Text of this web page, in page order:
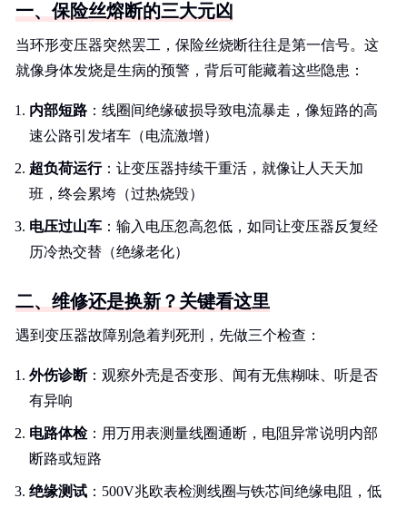
一、保险丝熔断的三大元凶
当环形变压器突然罢工，保险丝烧断往往是第一信号。这
就像身体发烧是生病的预警，背后可能藏着这些隐患：
内部短路 ：线圈间绝缘破损导致电流暴走，像短路的高
速公路引发堵车（电流激增）
超负荷运行：让变压器持续干重活，就像让人天天加
班，终会累垮（过热烧毁）
电压过山车 ：输入电压忽高忽低，如同让变压器反复经
历冷热交替（绝缘老化）
二、维修还是换新？关键看这里
遇到变压器故障别急着判死刑，先做三个检查：
外伤诊断：观察外壳是否变形、闻有无焦糊味、听是否
有异响
电路体检：用万用表测量线圈通断，电阻异常说明内部
断路或短路
绝缘测试 ：500V兆欧表检测线圈与铁芯间绝缘电阻，低